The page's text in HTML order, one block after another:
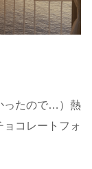
ったので…）熱
コレートフォ